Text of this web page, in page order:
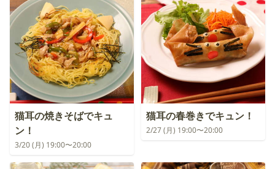
猫耳の焼きそばでキュ
ン！
3/20 (月) 19:00〜20:00
猫耳の春巻きでキュン！
2/27 (月) 19:00〜20:00